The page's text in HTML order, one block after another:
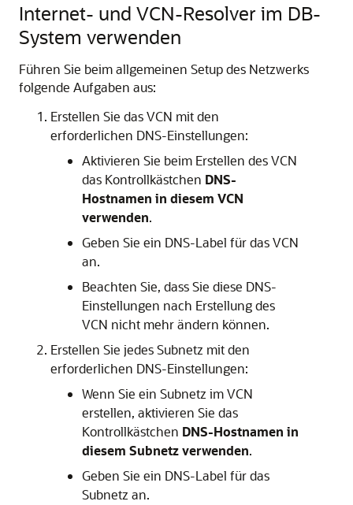
Internet- und VCN-Resolver im DB-
System verwenden
Führen Sie beim allgemeinen Setup des Netzwerks
folgende Aufgaben aus:
Erstellen Sie das VCN mit den
erforderlichen DNS-Einstellungen:
Aktivieren Sie beim Erstellen des VCN
das Kontrollkästchen DNS-
Hostnamen in diesem VCN
verwenden.
Geben Sie ein DNS-Label für das VCN
an.
Beachten Sie, dass Sie diese DNS-
Einstellungen nach Erstellung des
VCN nicht mehr ändern können.
Erstellen Sie jedes Subnetz mit den
erforderlichen DNS-Einstellungen:
Wenn Sie ein Subnetz im VCN
erstellen, aktivieren Sie das
Kontrollkästchen DNS-Hostnamen in
diesem Subnetz verwenden.
Geben Sie ein DNS-Label für das
Subnetz an.